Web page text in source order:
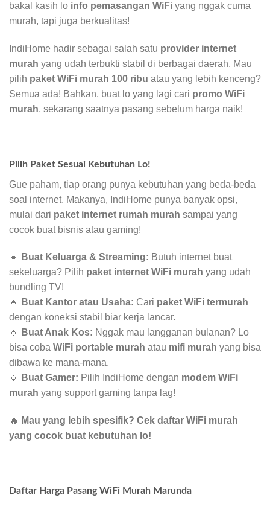
bakal kasih lo info pemasangan WiFi yang nggak cuma
murah, tapi juga berkualitas!
IndiHome hadir sebagai salah satu provider internet
murah yang udah terbukti stabil di berbagai daerah. Mau
pilih paket WiFi murah 100 ribu atau yang lebih kenceng?
Semua ada! Bahkan, buat lo yang lagi cari promo WiFi
murah, sekarang saatnya pasang sebelum harga naik!
Pilih Paket Sesuai Kebutuhan Lo!
Gue paham, tiap orang punya kebutuhan yang beda-beda
soal internet. Makanya, IndiHome punya banyak opsi,
mulai dari paket internet rumah murah sampai yang
cocok buat bisnis atau gaming!
🔹 Buat Keluarga & Streaming: Butuh internet buat
sekeluarga? Pilih paket internet WiFi murah yang udah
bundling TV!
🔹
Buat Kantor atau Usaha: Cari paket WiFi termurah
dengan koneksi stabil biar kerja lancar.
🔹
Buat Anak Kos: Nggak mau langganan bulanan? Lo
bisa coba WiFi portable murah atau mifi murah yang bisa
dibawa ke mana-mana.
🔹
Buat Gamer: Pilih IndiHome dengan modem WiFi
murah yang support gaming tanpa lag!
🔥 Mau yang lebih spesifik? Cek daftar WiFi murah
yang cocok buat kebutuhan lo!
Daftar Harga Pasang WiFi Murah Marunda